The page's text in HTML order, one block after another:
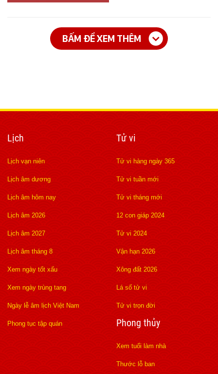
bố mẹ tuổi gì? Con sinh năm
này hợp mệnh gì? Màu gì?
BẤM ĐỂ XEM THÊM
Lịch
Lịch vạn niên
Lịch âm dương
Lịch âm hôm nay
Lịch âm 2026
Lịch âm 2027
Lịch âm tháng 8
Xem ngày tốt xấu
Xem ngày trùng tang
Ngày lễ âm lịch Việt Nam
Phong tục tập quán
Tử vi
Tử vi hàng ngày 365
Tử vi tuần mới
Tử vi tháng mới
12 con giáp 2024
Tử vi 2024
Vận hạn 2026
Xông đất 2026
Lá số tử vi
Tử vi trọn đời
Phong thủy
Xem tuổi làm nhà
Thước lỗ ban